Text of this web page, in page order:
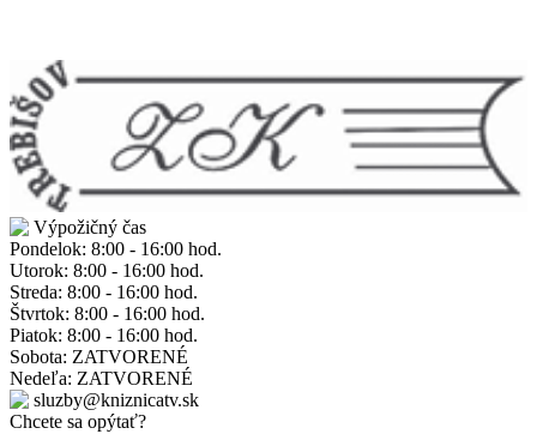
Výpožičný čas
Pondelok: 8:00 - 16:00 hod.
Utorok: 8:00 - 16:00 hod.
Streda: 8:00 - 16:00 hod.
Štvrtok: 8:00 - 16:00 hod.
Piatok: 8:00 - 16:00 hod.
Sobota: ZATVORENÉ
Nedeľa: ZATVORENÉ
sluzby@kniznicatv.sk
Chcete sa opýtať?